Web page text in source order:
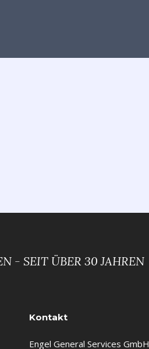
- SEIT ÜBER 30 JAHREN
Kontakt
Engel General Services GmbH